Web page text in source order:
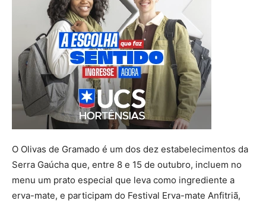
O Olivas de Gramado é um dos dez estabelecimentos da
Serra Gaúcha que, entre 8 e 15 de outubro, incluem no
menu um prato especial que leva como ingrediente a
erva-mate, e participam do Festival Erva-mate Anfitriã,